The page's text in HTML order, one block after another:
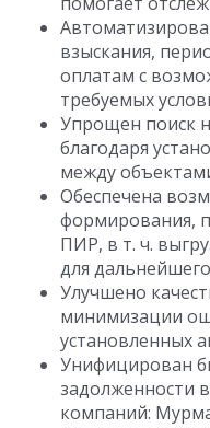
взыскания,
оплатам с
требуемых
Упрощен поиск
благодаря
между
Обеспечена
формирования,
ПИР, в т. ч.
для
Улучшено
минимизации
установленных
Унифицирован
задолженности
компаний: